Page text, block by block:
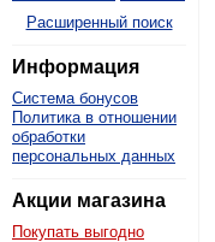
Расширенный поиск
Информация
Система бонусов
Политика в отношении
обработки
персональных данных
Акции магазина
Покупать выгодно